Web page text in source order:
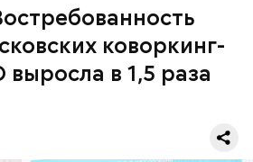
коворкинг-
в 1,5 раза
организации
семьям, людям с
здоровья и
выставки-